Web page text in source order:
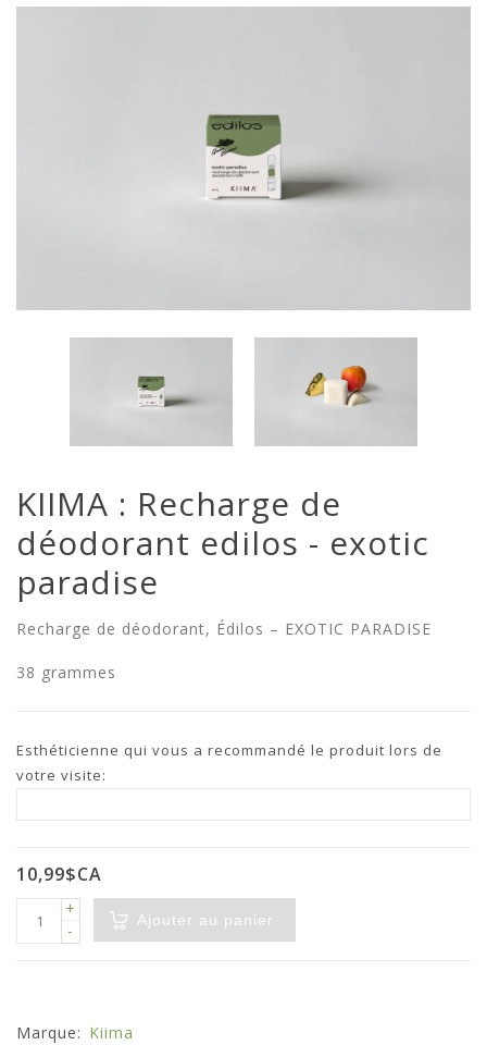
KIIMA : Recharge de
déodorant edilos - exotic
paradise
Recharge de déodorant, Édilos – EXOTIC PARADISE
38 grammes
Esthéticienne qui vous a recommandé le produit lors de
votre visite:
10,99$CA
+
-
Ajouter au panier
Marque: Kiima